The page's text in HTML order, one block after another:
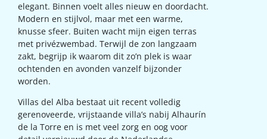
elegant. Binnen voelt alles nieuw en doordacht.
Modern en stijlvol, maar met een warme,
knusse sfeer. Buiten wacht mijn eigen terras
met privézwembad. Terwijl de zon langzaam
zakt, begrijp ik waarom dit zo’n plek is waar
ochtenden en avonden vanzelf bijzonder
worden.
Villas del Alba bestaat uit recent volledig
gerenoveerde, vrijstaande villa’s nabij Alhaurín
de la Torre en is met veel zorg en oog voor